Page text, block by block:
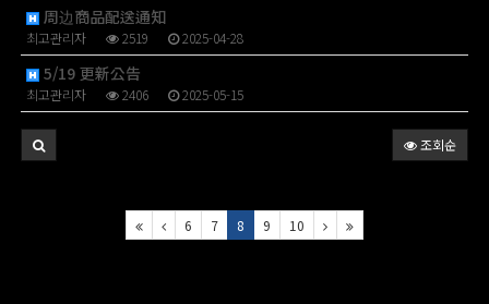
周边商品配送通知
최고관리자 2519 2025-04-28
5/19 更新公告
최고관리자 2406 2025-05-15
조회순
6 7 8 9 10